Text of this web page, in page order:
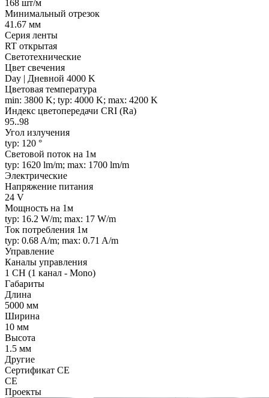
168 шт/м
Минимальный отрезок
41.67 мм
Серия ленты
RT открытая
Светотехнические
Цвет свечения
Day | Дневной 4000 K
Цветовая температура
min: 3800 K; typ: 4000 K; max: 4200 K
Индекс цветопередачи CRI (Ra)
95..98
Угол излучения
typ: 120 °
Световой поток на 1м
typ: 1620 lm/m; max: 1700 lm/m
Электрические
Напряжение питания
24 V
Мощность на 1м
typ: 16.2 W/m; max: 17 W/m
Ток потребления 1м
typ: 0.68 A/m; max: 0.71 A/m
Управление
Каналы управления
1 CH (1 канал - Mono)
Габариты
Длина
5000 мм
Ширина
10 мм
Высота
1.5 мм
Другие
Сертификат CE
CE
Проекты